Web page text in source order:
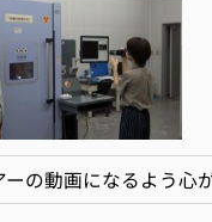
の動画になるよう心